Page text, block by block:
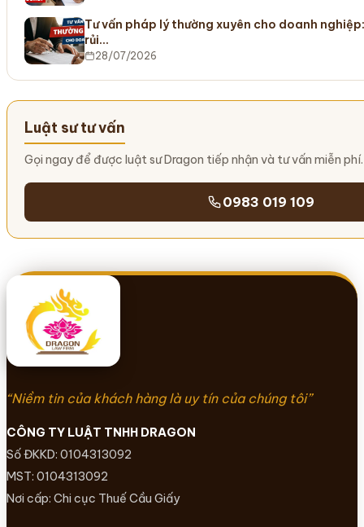
Tư vấn pháp lý thường xuyên cho doanh
rủi…
28/07/2026
Luật sư tư vấn
Gọi ngay để được luật sư Dragon tiếp nhận và tư vấn miễn phí.
0983 019 109
“Niềm tin của khách hàng là uy tín của chúng tôi”
CÔNG TY LUẬT TNHH DRAGON
Số ĐKKD: 0104313092
MST: 0104313092
Nơi cấp: Chi cục Thuế Cầu Giấy